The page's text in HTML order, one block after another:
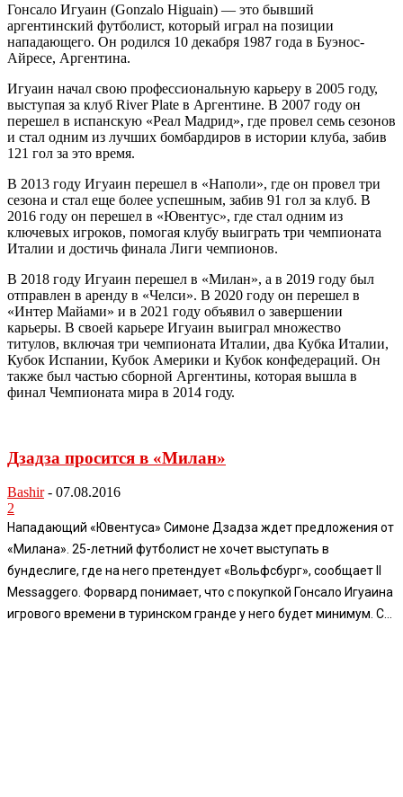
Гонсало Игуаин (Gonzalo Higuain) — это бывший
аргентинский футболист, который играл на позиции
нападающего. Он родился 10 декабря 1987 года в Буэнос-
Айресе, Аргентина.
Игуаин начал свою профессиональную карьеру в 2005 году,
выступая за клуб River Plate в Аргентине. В 2007 году он
перешел в испанскую «Реал Мадрид», где провел семь сезонов
и стал одним из лучших бомбардиров в истории клуба, забив
121 гол за это время.
В 2013 году Игуаин перешел в «Наполи», где он провел три
сезона и стал еще более успешным, забив 91 гол за клуб. В
2016 году он перешел в «Ювентус», где стал одним из
ключевых игроков, помогая клубу выиграть три чемпионата
Италии и достичь финала Лиги чемпионов.
В 2018 году Игуаин перешел в «Милан», а в 2019 году был
отправлен в аренду в «Челси». В 2020 году он перешел в
«Интер Майами» и в 2021 году объявил о завершении
карьеры. В своей карьере Игуаин выиграл множество
титулов, включая три чемпионата Италии, два Кубка Италии,
Кубок Испании, Кубок Америки и Кубок конфедераций. Он
также был частью сборной Аргентины, которая вышла в
финал Чемпионата мира в 2014 году.
Дзадза просится в «Милан»
Bashir - 07.08.2016
2
Нападающий «Ювентуса» Симоне Дзадза ждет предложения от
«Милана». 25-летний футболист не хочет выступать в
бундеслиге, где на него претендует «Вольфсбург», сообщает Il
Messaggero. Форвард понимает, что с покупкой Гонсало Игуаина
игрового времени в туринском гранде у него будет минимум. С...